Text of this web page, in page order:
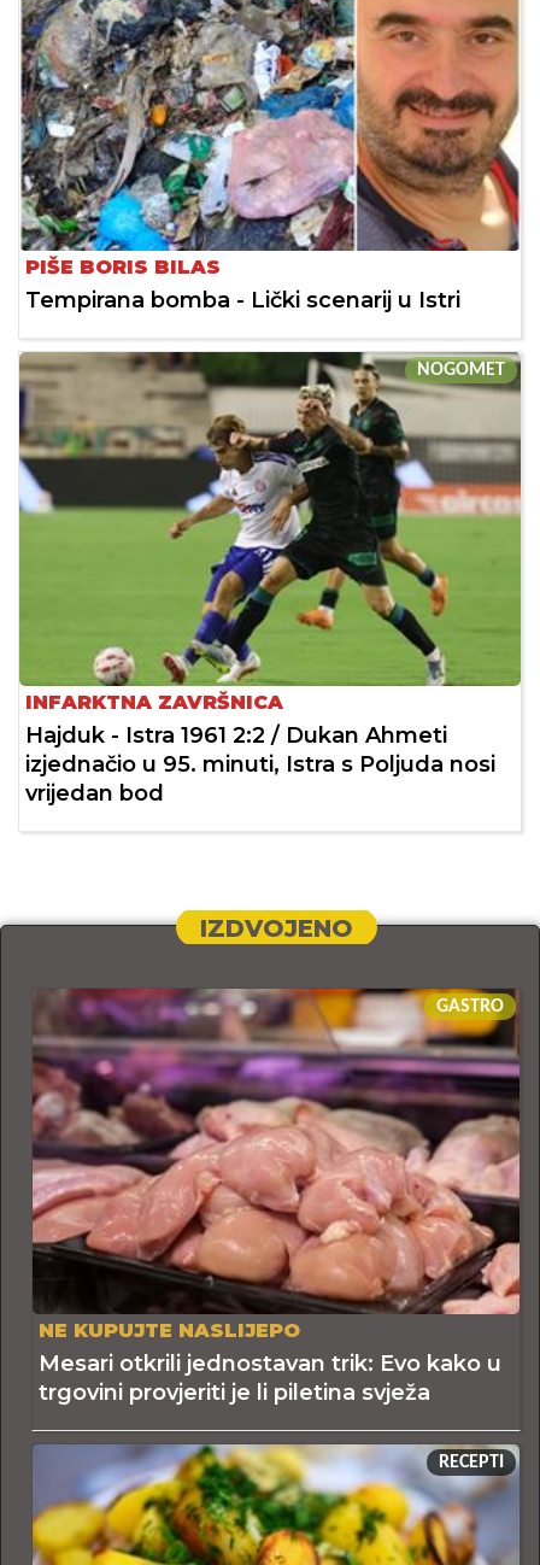
PIŠE BORIS BILAS
Tempirana bomba - Lički scenarij u Istri
NOGOMET
INFARKTNA ZAVRŠNICA
Hajduk - Istra 1961 2:2 / Dukan Ahmeti
izjednačio u 95. minuti, Istra s Poljuda nosi
vrijedan bod
IZDVOJENO
GASTRO
NE KUPUJTE NASLIJEPO
Mesari otkrili jednostavan trik: Evo kako u
trgovini provjeriti je li piletina svježa
RECEPTI